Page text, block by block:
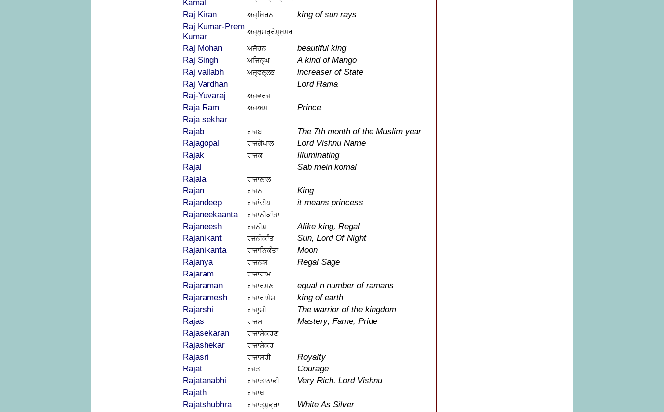
Kamal
Raj Kiran ਅਜ੍ਖ਼ਿਰਨ
king of sun rays
Raj Kumar-Prem
Kumar
ਅਜ੍ਖ਼ੁਮਰ੍ਰੇਮ੍ਖ਼ੁਮਰ
Raj Mohan ਅਜੋਹਨ
beautiful king
Raj Singh
ਅਜਿਨ੍ਘ
A kind of Mango
Raj vallabh
ਅਜ੍ਵਲ੍ਲਭ
lncreaser of State
Raj Vardhan
Lord Rama
Raj-Yuvaraj
ਅਜੁਵਰਜ
Raja Ram ਅਜਅਮ
Prince
Raja sekhar
Rajab
ਰਾਜਬ
The 7th month of the Muslim year
Rajagopal
ਰਾਜਗੋਪਾਲ
Lord Vishnu Name
Rajak
ਰਾਜਕ
Illuminating
Rajal
Sab mein komal
Rajalal
ਰਾਜਾਲਾਲ
Rajan ਰਾਜਨ
King
Rajandeep
ਰਾਜਾਂਦੀਪ
it means princess
Rajaneekaanta
ਰਾਜਾਨੀਕਾਂਤਾ
Rajaneesh ਰਜਨੀਸ਼
Alike king, Regal
Rajanikant
ਰਜਨੀਕਾੰਤ
Sun, Lord Of Night
Rajanikanta
ਰਾਜਾਨਿਕੰਤਾ
Moon
Rajanya
ਰਾਜਨਯ
Regal Sage
Rajaram
ਰਾਜਾਰਾਮ
Rajaraman ਰਾਜਾਰਮਣ
equal n number of ramans
Rajaramesh
ਰਾਜਾਰਾਮੇਸ਼
king of earth
Rajarshi
ਰਾਜਾਰ੍ਸ਼ੀ
The warrior of the kingdom
Rajas
ਰਾਜਸ
Mastery; Fame; Pride
Rajasekaran
ਰਾਜਾਸੇਕਰਣ
Rajashekar ਰਾਜਾਸ਼ੇਕਰ
Rajasri ਰਾਜਾਸਰੀ
Royalty
Rajat
ਰਜਤ
Courage
Rajatanabhi
ਰਾਜਾਤਾਨਾਭੀ
Very Rich. Lord Vishnu
Rajath
ਰਾਜਾਥ
Rajatshubhra ਰਾਜਾਤ੍ਸ਼ੁਭ੍ਰਾ
White As Silver